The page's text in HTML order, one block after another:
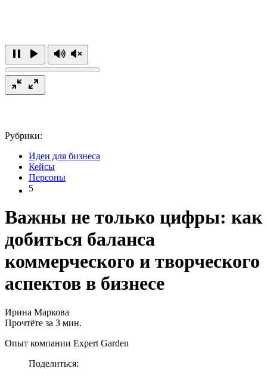
Рубрики:
Идеи для бизнеса
Кейсы
Персоны
5
Важны не только цифры: как
добиться баланса
коммерческого и творческого
аспектов в бизнесе
Ирина Маркова
Прочтёте за 3 мин.
Опыт компании Expert Garden
Поделиться: